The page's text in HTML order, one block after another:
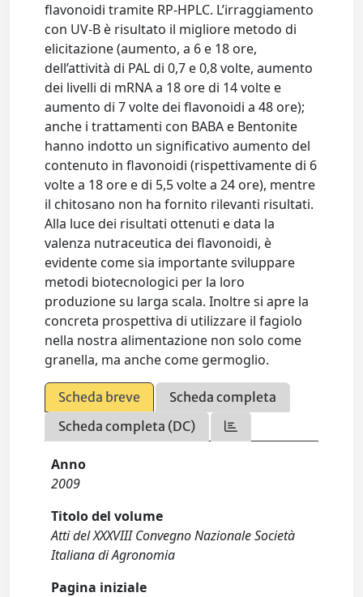
flavonoidi tramite RP-HPLC. L’irraggiamento
con UV-B è risultato il migliore metodo di
elicitazione (aumento, a 6 e 18 ore,
dell’attività di PAL di 0,7 e 0,8 volte, aumento
dei livelli di mRNA a 18 ore di 14 volte e
aumento di 7 volte dei flavonoidi a 48 ore);
anche i trattamenti con BABA e Bentonite
hanno indotto un significativo aumento del
contenuto in flavonoidi (rispettivamente di 6
volte a 18 ore e di 5,5 volte a 24 ore), mentre
il chitosano non ha fornito rilevanti risultati.
Alla luce dei risultati ottenuti e data la
valenza nutraceutica dei flavonoidi, è
evidente come sia importante sviluppare
metodi biotecnologici per la loro
produzione su larga scala. Inoltre si apre la
concreta prospettiva di utilizzare il fagiolo
nella nostra alimentazione non solo come
granella, ma anche come germoglio.
Scheda breve
Scheda completa
Scheda completa (DC)
Anno
2009
Titolo del volume
Atti del XXXVIII Convegno Nazionale Società
Italiana di Agronomia
Pagina iniziale